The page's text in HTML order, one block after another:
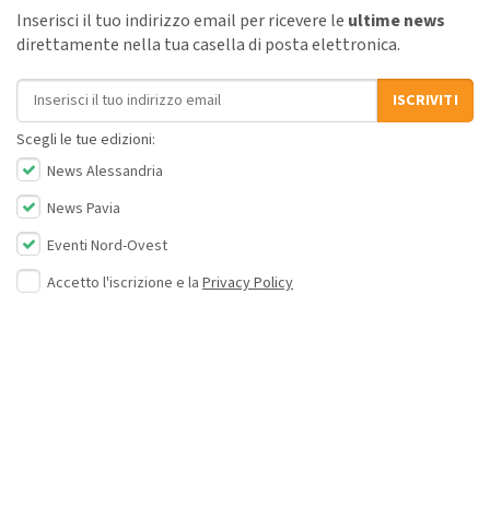
Inserisci il tuo indirizzo email per ricevere le ultime news
direttamente nella tua casella di posta elettronica.
Indirizzo email
ISCRIVITI
Scegli le tue edizioni:
News Alessandria
News Pavia
Eventi Nord-Ovest
Accetto l'iscrizione e la Privacy Policy